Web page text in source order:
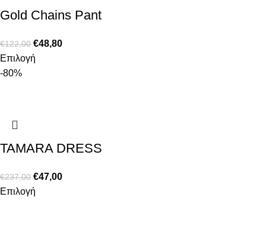
Gold Chains Pant
€122,00 €48,80
Επιλογή
-80%
TAMARA DRESS
€237,00 €47,00
Επιλογή